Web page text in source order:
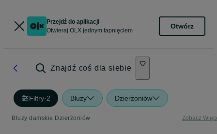
Przejdź do aplikacji
Otwieraj OLX jednym tapnięciem
Otwórz
Znajdź coś dla siebie
Filtry·2 Bluzy Dzierżoniów
Bluzy damskie Dzierżoniów Zobacz